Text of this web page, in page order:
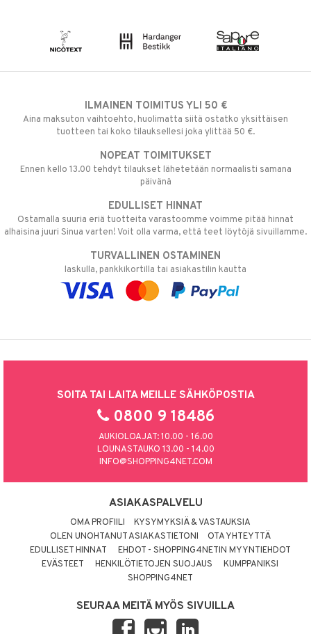
ILMAINEN TOIMITUS YLI 50 €
Aina maksuton vaihtoehto, huolimatta siitä ostatko yksittäisen
tuotteen tai koko tilauksellesi joka ylittää 50 €.
NOPEAT TOIMITUKSET
Ennen kello 13.00 tehdyt tilaukset lähetetään normaalisti samana
päivänä
EDULLISET HINNAT
Ostamalla suuria eriä tuotteita varastoomme voimme pitää hinnat
alhaisina juuri Sinua varten! Voit olla varma, että teet löytöjä sivuillamme.
TURVALLINEN OSTAMINEN
laskulla, pankkikortilla tai asiakastilin kautta
SOITA TAI LAITA MEILLE SÄHKÖPOSTIA
0800 9 18486
AUKIOLOAJAT: 10.00 - 16.00
LOUNASTAUKO 13.00 - 14.00
INFO@SHOPPING4NET.COM
ASIAKASPALVELU
OMA PROFIILI
KYSYMYKSIÄ & VASTAUKSIA
OLEN UNOHTANUT ASIAKASTIETONI
OTA YHTEYTTÄ
EDULLISET HINNAT
EHDOT - SHOPPING4NETIN MYYNTIEHDOT
EVÄSTEET
HENKILÖTIETOJEN SUOJAUS
KUMPPANIKSI
SHOPPING4NET
SEURAA MEITÄ MYÖS SIVUILLA